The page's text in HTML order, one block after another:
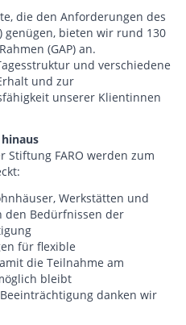
die den Anforderungen des
genügen, bieten wir rund 130
(GAP) an.
und verschiedene
und zur
unserer Klientinnen
Stiftung FARO werden zum
Werkstätten und
den Bedürfnissen der
für flexible
die Teilnahme am
bleibt
danken wir